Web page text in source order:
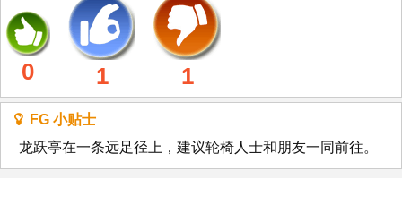
0 1 1
FG 小贴士
龙跃亭在一条远足径上，建议轮椅人士和朋友一同前往。